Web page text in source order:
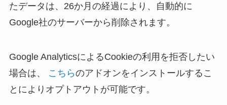
たデータは、26か月の経過により、自動的に
Google社のサーバーから削除されます。
Google AnalyticsによるCookieの利用を拒否したい
場合は、
こちらのアドオンをインストールするこ
とによりオプトアウトが可能です。